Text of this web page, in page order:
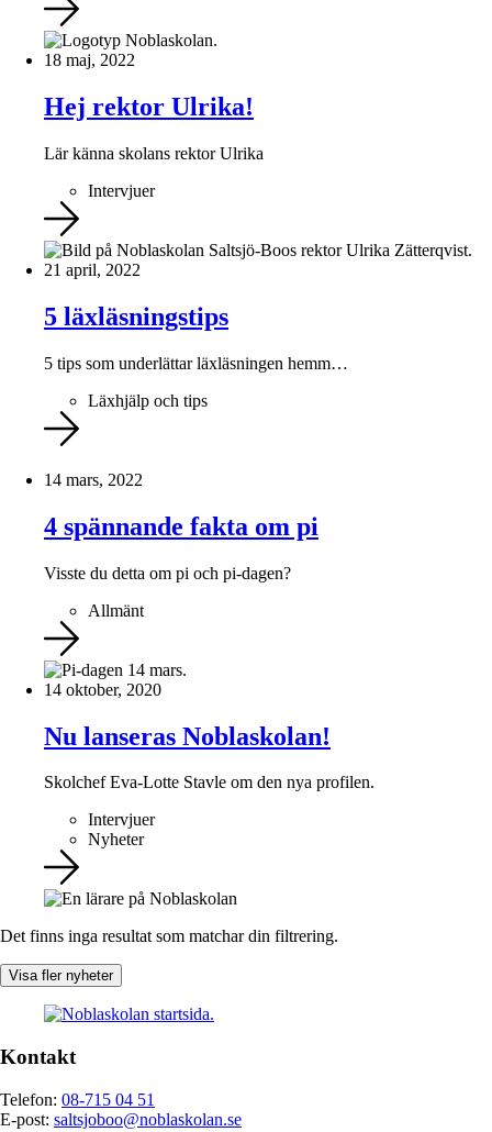
18 maj, 2022
Hej rektor Ulrika!
Lär känna skolans rektor Ulrika
Intervjuer
21 april, 2022
5 läxläsningstips
5 tips som underlättar läxläsningen hemm…
Läxhjälp och tips
14 mars, 2022
4 spännande fakta om pi
Visste du detta om pi och pi-dagen?
Allmänt
14 oktober, 2020
Nu lanseras Noblaskolan!
Skolchef Eva-Lotte Stavle om den nya profilen.
Intervjuer
Nyheter
Det finns inga resultat som matchar din filtrering.
Visa fler nyheter
Kontakt
Telefon: 08-715 04 51
E-post: saltsjoboo@noblaskolan.se